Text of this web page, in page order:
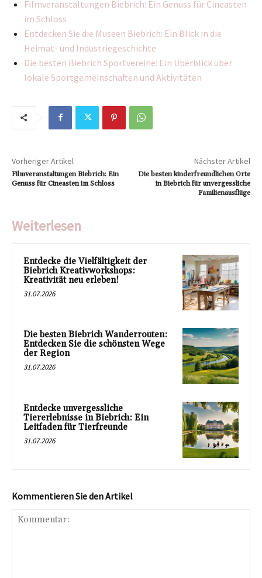
Filmveranstaltungen Biebrich: Ein Genuss für Cineasten
im Schloss
Entdecken Sie die Museen Biebrich: Ein Blick in die
Heimat- und Industriegeschichte
Die besten Biebrich Sportvereine: Ein Überblick über
lokale Sportgemeinschaften und Aktivitäten
Vorheriger Artikel
Filmveranstaltungen Biebrich: Ein
Genuss für Cineasten im Schloss
Nächster Artikel
Die besten kinderfreundlichen Orte
in Biebrich für unvergessliche
Familienausflüge
Weiterlesen
Entdecke die Vielfältigkeit der
Biebrich Kreativworkshops:
Kreativität neu erleben!
31.07.2026
Die besten Biebrich Wanderrouten:
Entdecken Sie die schönsten Wege
der Region
31.07.2026
Entdecke unvergessliche
Tiererlebnisse in Biebrich: Ein
Leitfaden für Tierfreunde
31.07.2026
Kommentieren Sie den Artikel